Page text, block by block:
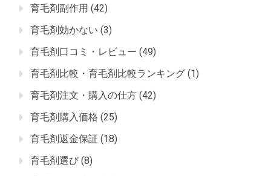
育毛剤副作用 (42)
育毛剤効かない (3)
育毛剤口コミ・レビュー (49)
育毛剤比較・育毛剤比較ランキング (1)
育毛剤注文・購入の仕方 (42)
育毛剤購入価格 (25)
育毛剤返金保証 (18)
育毛剤選び (8)